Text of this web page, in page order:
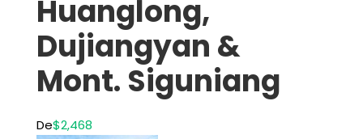
Huanglong,
Dujiangyan &
Mont. Siguniang
De$2,468